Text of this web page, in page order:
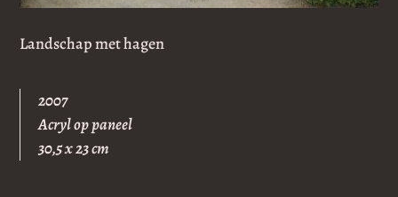
Landschap met hagen
2007
Acryl op paneel
30,5 x 23 cm